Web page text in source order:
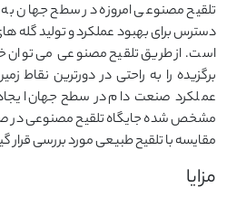
تلقیح مصنوعی امروزه در سطح جهان به
دسترس برای بهبود عملکرد و تولید گله
است. از طریق تلقیح مصنوعی می توان
برگزیده را به راحتی در دورترین نقاط
عملکرد صنعت دام در سطح جهان
مشخص شده جایگاه تلقیح مصنوعی در
مقایسه با تلقیح طبیعی مورد بررسی قرار
مزایا